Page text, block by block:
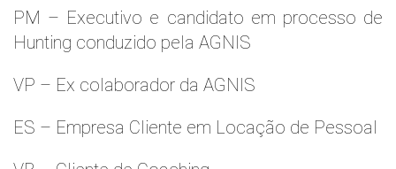
PM – Executivo e candidato em processo de
Hunting conduzido pela AGNIS
VP – Ex colaborador da AGNIS
ES – Empresa Cliente em Locação de Pessoal